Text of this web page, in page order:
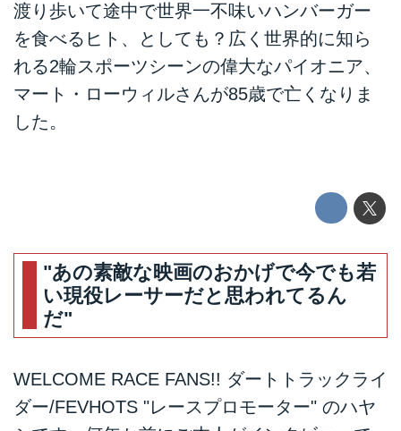
渡り歩いて途中で世界一不味いハンバーガー
を食べるヒト、としても？広く世界的に知ら
れる2輪スポーツシーンの偉大なパイオニア、
マート・ローウィルさんが85歳で亡くなりま
した。
"あの素敵な映画のおかげで今でも若
い現役レーサーだと思われてるん
だ"
WELCOME RACE FANS!! ダートトラックライ
ダー/FEVHOTS "レースプロモーター" のハヤ